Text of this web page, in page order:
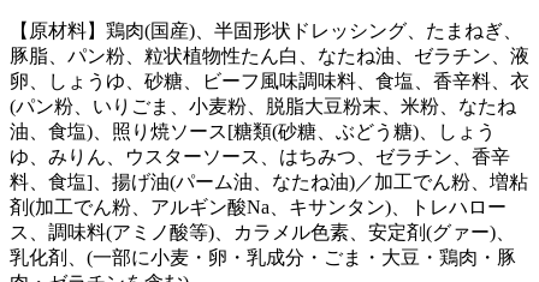
【原材料】鶏肉(国産)、半固形状ドレッシング、たまねぎ、
豚脂、パン粉、粒状植物性たん白、なたね油、ゼラチン、液
卵、しょうゆ、砂糖、ビーフ風味調味料、食塩、香辛料、衣
(パン粉、いりごま、小麦粉、脱脂大豆粉末、米粉、なたね
油、食塩)、照り焼ソース[糖類(砂糖、ぶどう糖)、しょう
ゆ、みりん、ウスターソース、はちみつ、ゼラチン、香辛
料、食塩]、揚げ油(パーム油、なたね油)／加工でん粉、増粘
剤(加工でん粉、アルギン酸Na、キサンタン)、トレハロー
ス、調味料(アミノ酸等)、カラメル色素、安定剤(グァー)、
乳化剤、(一部に小麦・卵・乳成分・ごま・大豆・鶏肉・豚